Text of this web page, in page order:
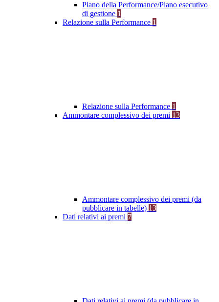
Piano della Performance/Piano esecutivo
di gestione 1
Relazione sulla Performance 1
Relazione sulla Performance 1
Ammontare complessivo dei premi 13
Ammontare complessivo dei premi (da
pubblicare in tabelle) 13
Dati relativi ai premi 7